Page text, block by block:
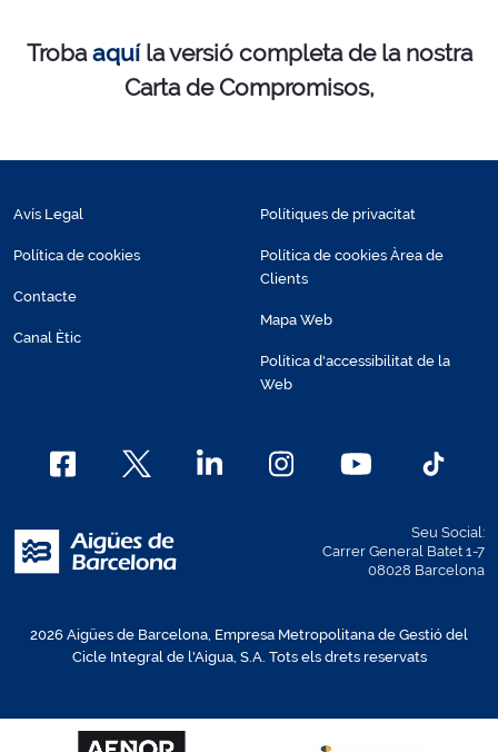
Trobaaquí la versió completa de la nostra
Carta de Compromisos,
Avís Legal
Política de cookies
Contacte
Canal Ètic
Polítiques de privacitat
Política de cookies Àrea de
Clients
Mapa Web
Política d'accessibilitat de la
Web
Seu Social:
Carrer General Batet 1-7
08028 Barcelona
2026 Aigües de Barcelona, Empresa Metropolitana de Gestió del
Cicle Integral de l'Aigua, S.A. Tots els drets reservats